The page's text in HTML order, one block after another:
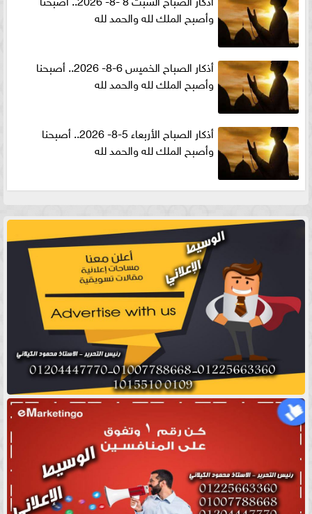
وأصبح الملك لله والحمد لله
أذكار الصباح الخميس 6-8- 2026.. أصبحنا
وأصبح الملك لله والحمد لله
أذكار الصباح الأربعاء 5-8- 2026.. أصبحنا
وأصبح الملك لله والحمد لله